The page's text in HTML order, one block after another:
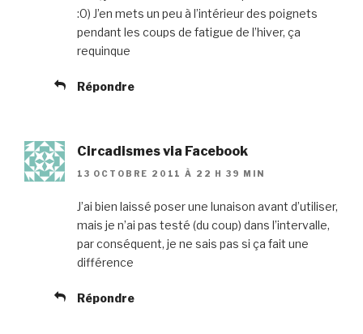
:0) J’en mets un peu à l’intérieur des poignets
pendant les coups de fatigue de l’hiver, ça
requinque
Répondre
Circadismes via Facebook
13 OCTOBRE 2011 À 22 H 39 MIN
J’ai bien laissé poser une lunaison avant d’utiliser,
mais je n’ai pas testé (du coup) dans l’intervalle,
par conséquent, je ne sais pas si ça fait une
différence
Répondre